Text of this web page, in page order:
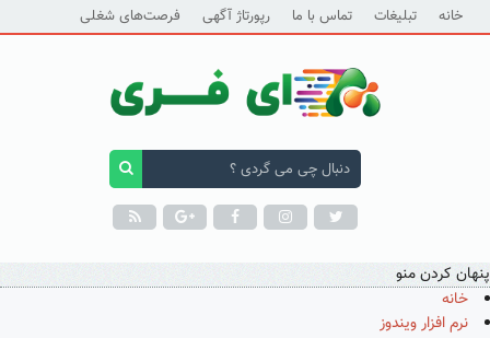
خانه تبلیغات تماس با ما رپورتاژ آگهی فرصت‌های شغلی
پنهان کردن منو
خانه
نرم افزار ویندوز